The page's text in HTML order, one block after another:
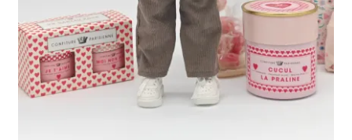
Validation de la commande